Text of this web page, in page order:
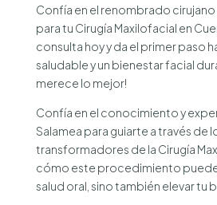
Confía en el renombrado cirujano
para tu Cirugía Maxilofacial en
consulta hoy y da el primer paso
saludable y un bienestar facial
merece lo mejor!
Confía en el conocimiento y
Salamea para guiarte a través de
transformadores de la Cirugía
cómo este procedimiento
salud oral, sino también elevar tu